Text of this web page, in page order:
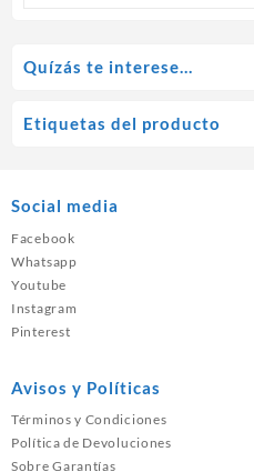
Quízás te interese…
Etiquetas del producto
Social media
Facebook
Whatsapp
Youtube
Instagram
Pinterest
Avisos y Políticas
Términos y Condiciones
Política de Devoluciones
Sobre Garantías